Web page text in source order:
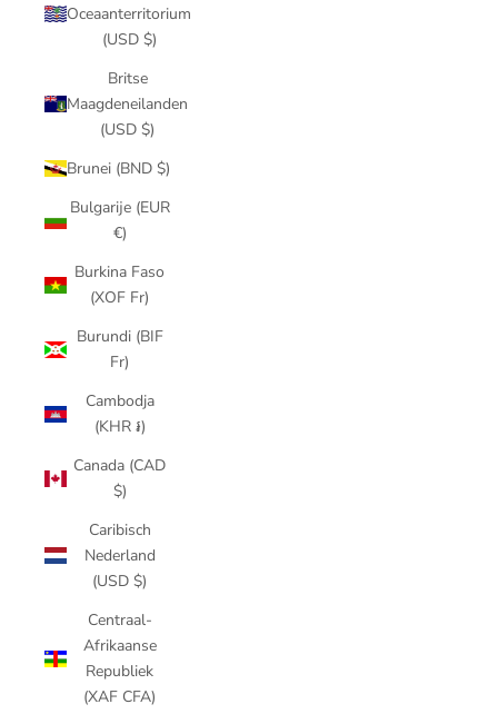
Oceaanterritorium
(USD $)
Britse
Maagdeneilanden
(USD $)
Brunei (BND $)
Bulgarije (EUR
€)
Burkina Faso
(XOF Fr)
Burundi (BIF
Fr)
Cambodja
(KHR ៛)
Canada (CAD
$)
Caribisch
Nederland
(USD $)
Centraal-
Afrikaanse
Republiek
(XAF CFA)